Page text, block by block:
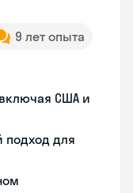
9 лет опыта
США и
подход для